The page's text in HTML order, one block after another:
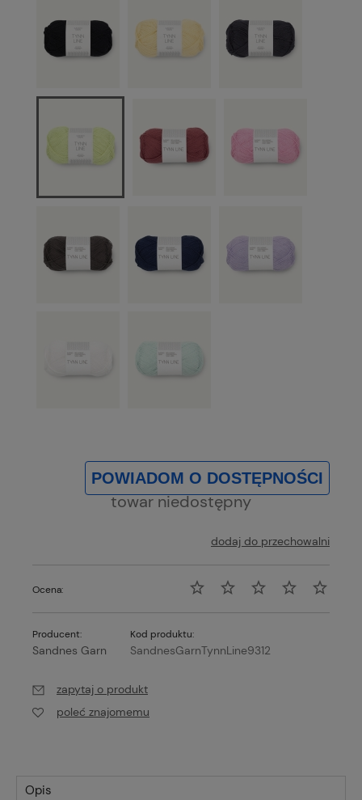
POWIADOM O DOSTĘPNOŚCI
towar niedostępny
dodaj do przechowalni
Ocena:
Producent:
Sandnes Garn
Kod produktu:
SandnesGarnTynnLine9312
zapytaj o produkt
poleć znajomemu
Opis